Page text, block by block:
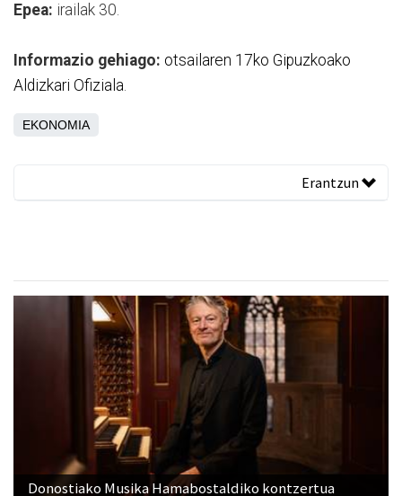
Epea: irailak 30.
Informazio gehiago: otsailaren 17ko Gipuzkoako
Aldizkari Ofiziala.
EKONOMIA
Erantzun
Donostiako Musika Hamabostaldiko kontzertua